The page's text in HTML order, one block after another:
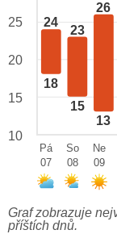
24
18
23
15
26
13
25
20
15
10
Pá
07
So
08
Ne
09
Graf zobrazuje
příštích dnů.